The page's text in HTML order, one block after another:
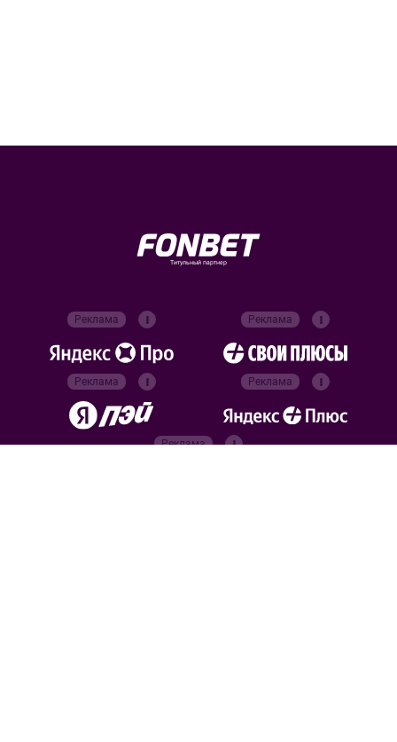
Титульный партнер
Реклама Реклама
Реклама Реклама
Реклама